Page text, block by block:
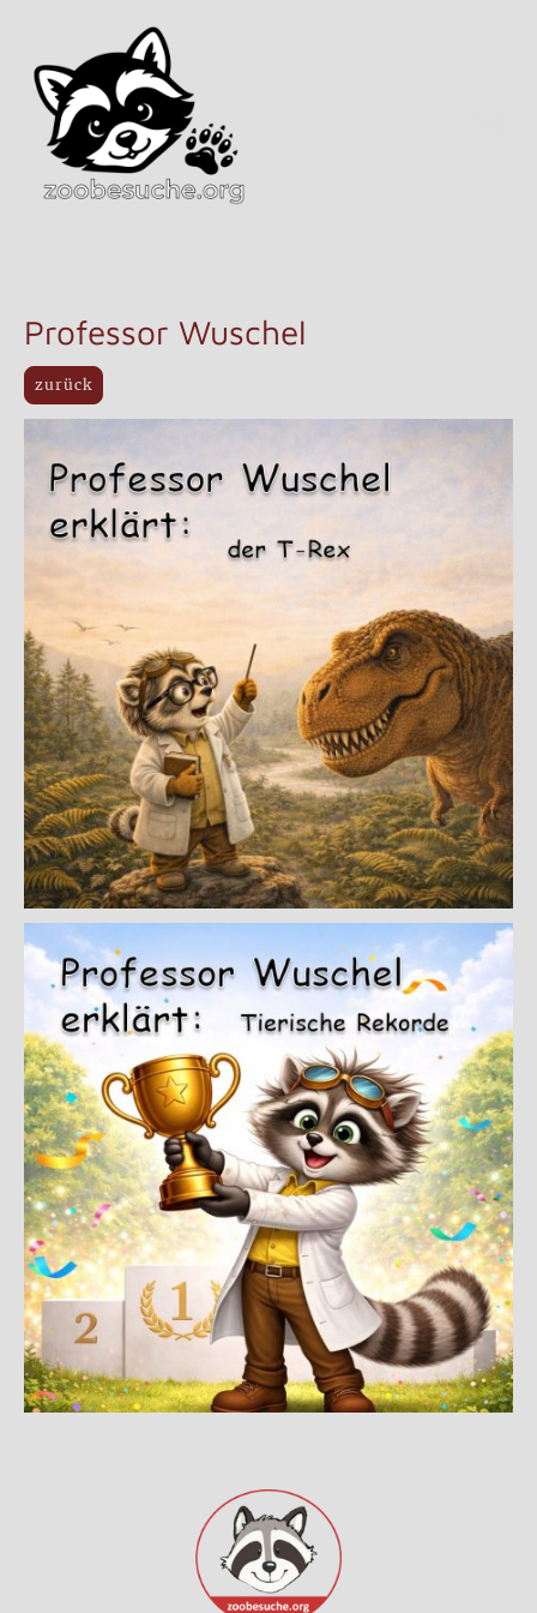
Professor Wuschel
zurück